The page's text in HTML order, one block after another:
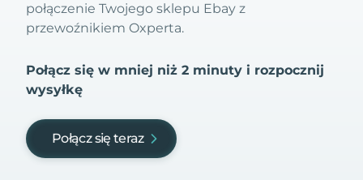
połączenie Twojego sklepu Ebay z
przewoźnikiem Oxperta.
Połącz się w mniej niż 2 minuty i rozpocznij
wysyłkę
Połącz się teraz